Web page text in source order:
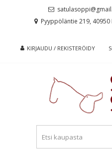
Pyyppöläntie 219, 40950
KIRJAUDU / REKISTERÖIDY